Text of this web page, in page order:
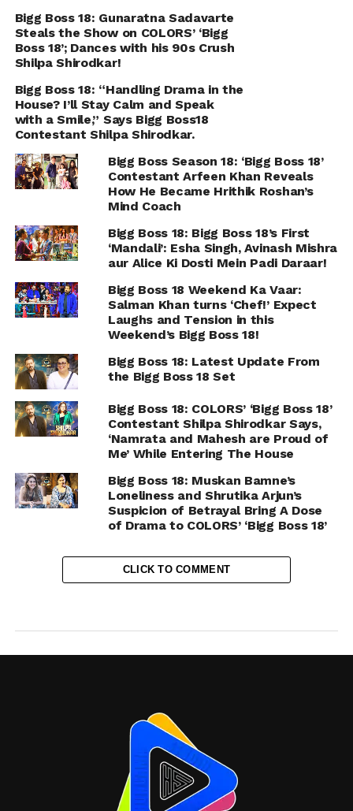
Bigg Boss 18: Gunaratna Sadavarte
Steals the Show on COLORS’ ‘Bigg
Boss 18’; Dances with his 90s Crush
Shilpa Shirodkar!
Bigg Boss 18: “Handling Drama in the
House? I’ll Stay Calm and Speak
with a Smile,” Says Bigg Boss18
Contestant Shilpa Shirodkar.
Bigg Boss Season 18: ‘Bigg Boss 18’
Contestant Arfeen Khan Reveals
How He Became Hrithik Roshan’s
Mind Coach
Bigg Boss 18: Bigg Boss 18’s First
‘Mandali’: Esha Singh, Avinash Mishra
aur Alice Ki Dosti Mein Padi Daraar!
Bigg Boss 18 Weekend Ka Vaar:
Salman Khan turns ‘Chef!’ Expect
Laughs and Tension in this
Weekend’s Bigg Boss 18!
Bigg Boss 18: Latest Update From
the Bigg Boss 18 Set
Bigg Boss 18: COLORS’ ‘Bigg Boss 18’
Contestant Shilpa Shirodkar Says,
‘Namrata and Mahesh are Proud of
Me’ While Entering The House
Bigg Boss 18: Muskan Bamne’s
Loneliness and Shrutika Arjun’s
Suspicion of Betrayal Bring A Dose
of Drama to COLORS’ ‘Bigg Boss 18’
CLICK TO COMMENT